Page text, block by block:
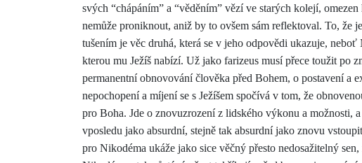
svých “chápáním” a “věděním” vězí ve starých kolejí,
nemůže proniknout, aniž by to ovšem sám reflektoval. To, že
tušením je věc druhá, která se v jeho odpovědi ukazuje,
kterou mu Ježíš nabízí. Už jako farizeus musí přece toužit po
permanentní obnovování člověka před Bohem, o postavení a
nepochopení a míjení se s Ježíšem spočívá v tom, že
pro Boha. Jde o znovuzrození z lidského výkonu a možnosti,
vposledu jako absurdní, stejně tak absurdní jako znovu
pro Nikodéma ukáže jako sice věčný přesto nedosažitelný